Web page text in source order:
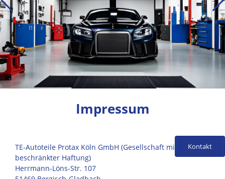
Impressum
TE-Autoteile Protax Köln GmbH (Gesellschaft mit
beschränkter Haftung)
Herrmann-Löns-Str. 107
Kontakt